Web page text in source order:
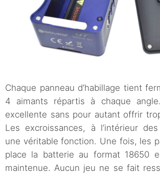
Chaque panneau d’habillage tient
4 aimants répartis à chaque
excellente sans pour autant offrir
Les excroissances, à l’intérieur
une véritable fonction. Une fois, les
place la batterie au format 18650
maintenue. Aucun jeu ne se fait